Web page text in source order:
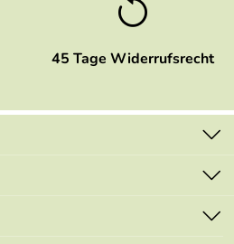
45 Tage Widerrufsrecht